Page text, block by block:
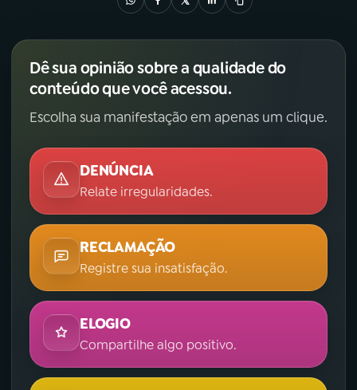
Dê sua opinião sobre a qualidade do
conteúdo que você acessou.
Escolha sua manifestação em apenas um clique.
DENÚNCIA
Relate irregularidades.
RECLAMAÇÃO
Registre sua insatisfação.
ELOGIO
Compartilhe algo positivo.